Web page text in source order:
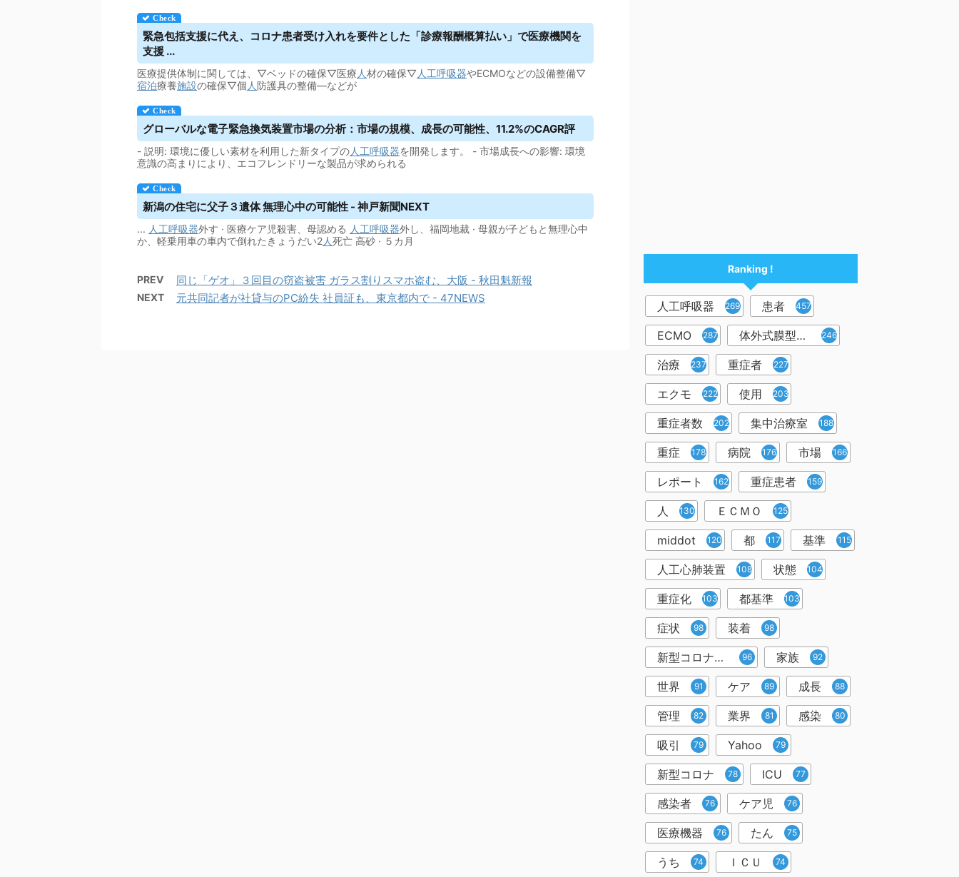
緊急包括支援に代え、コロナ患者受け入れを要件とした「診療報酬概算払い」で医療機関を
支援 ...
医療提供体制に関しては、▽ベッドの確保▽医療 人材の確保▽ 人工呼吸器やECMOなどの設備整備▽
宿泊療養施設の確保▽個 人 防護具の整備—などが
グローバルな電子緊急換気装置市場の分析：市場の規模、成長の可能性、11.2%のCAGR評
- 説明: 環境に優しい素材を利用した新タイプの人工呼吸器を開発します。 - 市場成長への影響: 環境
意識の高まりにより、エコフレンドリーな製品が求められる
新潟の住宅に父子３遺体 無理心中の可能性 - 神戸新聞NEXT
... 人工呼吸器外す · 医療ケア児殺害、母認める 人工呼吸器外し、福岡地裁 · 母親が子どもと無理心中
か、軽乗用車の車内で倒れたきょうだい2人死亡 高砂 · ５カ月
PREV 同じ「ゲオ」３回目の窃盗被害 ガラス割りスマホ盗む、大阪 - 秋田魁新報
NEXT 元共同記者が社貸与のPC紛失 社員証も、東京都内で - 47NEWS
Ranking !
人工呼吸器 2698 患者 457
ECMO 287 体外式膜型人工肺 246
治療 237 重症者 227
エクモ 222 使用 203
重症者数 202 集中治療室 188
重症 178 病院 176 市場 166
レポート 162 重症患者 159
人 130 ＥＣＭＯ 125
middot 120 都 117 基準 115
人工心肺装置 108 状態 104
重症化 103 都基準 103
症状 98 装着 98
新型コロナウイルス 96 家族 92
世界 91 ケア 89 成長 88
管理 82 業界 81 感染 80
吸引 79 Yahoo 79
新型コロナ 78 ICU 77
感染者 76 ケア児 76
医療機器 76 たん 75
うち 74 ＩＣＵ 74